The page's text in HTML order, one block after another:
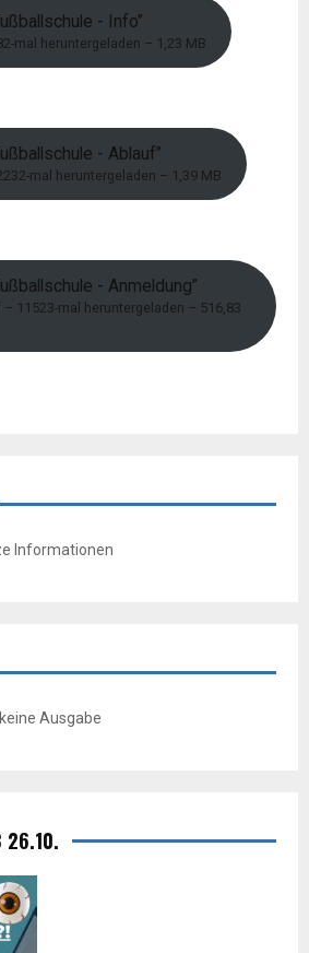
- Info”
mal heruntergeladen – 1,23 MB
- Ablauf”
mal heruntergeladen – 1,39 MB
- Anmeldung”
11523-mal heruntergeladen – 516,83
Informationen
Ausgabe
26.10.